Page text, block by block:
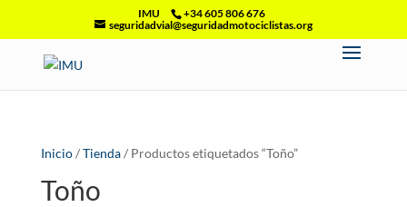
IMU
+34 605 806 676
seguridadvial@seguridadmotociclistas.org
Inicio/Tienda/ Productos etiquetados “Toño”
Toño